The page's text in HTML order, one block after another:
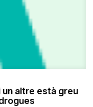
altre està greu